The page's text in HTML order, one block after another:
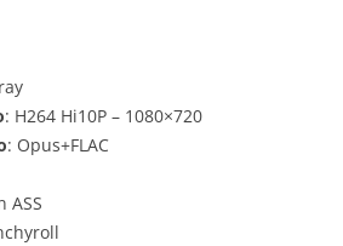
: H264 Hi10P – 1080×720
: Opus+FLAC
ASS